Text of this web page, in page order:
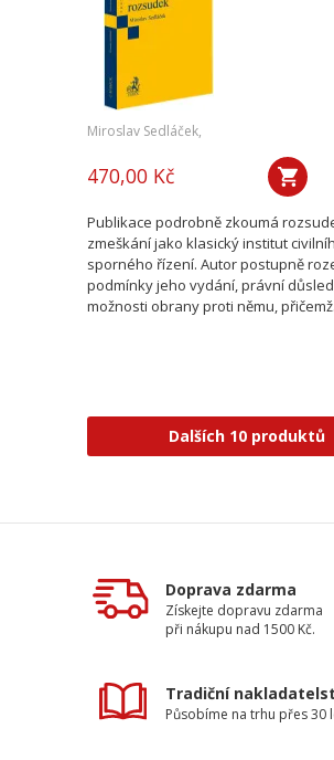
Miroslav Sedláček,
470,00 Kč
Publikace podrobně zkoumá
zmeškání jako klasický institut
sporného řízení. Autor postupně
podmínky jeho vydání, právní
možnosti obrany proti němu,
Dalších 10 produktů
Doprava zdarma
Získejte dopravu zdarma
při nákupu nad 1500 Kč.
Tradiční
Působíme na trhu přes 30